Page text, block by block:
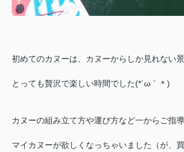
初めてのカヌーは、カヌーからしか見れない景
とっても贅沢で楽しい時間でした(*´ω｀＊)
カヌーの組み立て方や運び方など一からご指
マイカヌーが欲しくなっちゃいました（が、